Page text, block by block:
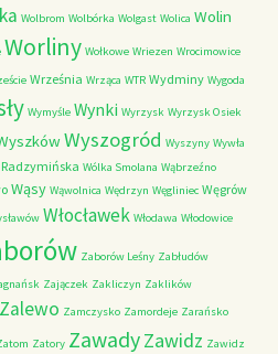
Wolbrom Wolbórka Wolgast Wolica Wolin
Worliny Wołkowe Wriezen Wrocimowice
Września Wrząca WTR Wydminy Wygoda
Wymyśle Wynki Wyrzysk Wyrzysk Osiek
Wyszogród Wyszyny Wywła
Wólka Smolana Wąbrzeźno
Wąsy Wąwolnica Wędrzyn Węgliniec Węgrów
Włocławek Włodawa Włodowice
Zaborów Leśny Zabłudów
Zajączek Zakliczyn Zaklików
Zalewo Zamczysko Zamordeje Zarańsko
Zatory ZawadyZawidz Zawidz